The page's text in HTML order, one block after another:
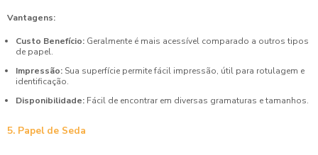
Vantagens:
Custo Benefício: Geralmente é mais acessível comparado a outros tipos
de papel.
Impressão: Sua superfície permite fácil impressão, útil para rotulagem e
identificação.
Disponibilidade: Fácil de encontrar em diversas gramaturas e tamanhos.
5. Papel de Seda